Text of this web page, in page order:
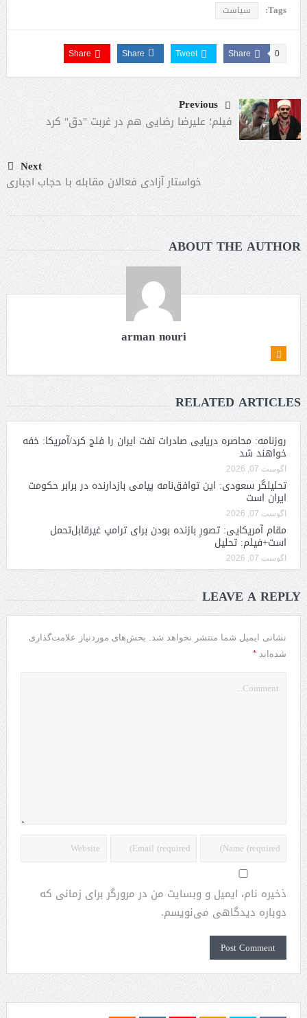
Tags: سیاست
Share 0
Tweet
Share
Share
Previous
فیلم؛ علیرضا رضایی هم در غربت "دق‌" کرد
Next
خواستار آزادی فعالان مقابله با حجاب اجباری
ABOUT THE AUTHOR
arman nouri
RELATED ARTICLES
روزنامه: محاصره دریایی صادرات نفت ایران را فلج کرد/آمریکا: خفه
خواهند شد
آگوست 07, 2026
تحلیلگر سعودی: این توافق‌نامه پیامی بازدارنده در برابر حکومت
ایران است
آگوست 07, 2026
مقام آمریکایی: تصورِ بازنده بودن برای ترامپ غیرقابل‌تحمل
است+فیلم: تحلیل
آگوست 07, 2026
LEAVE A REPLY
نشانی ایمیل شما منتشر نخواهد شد.
بخش‌های موردنیاز علامت‌گذاری
شده‌اند *
ذخیره نام، ایمیل و وبسایت من در مرورگر برای زمانی که
دوباره دیدگاهی می‌نویسم.